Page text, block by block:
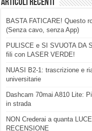
Articoli Recenti
BASTA FATICARE! Questo
(Senza cavo, senza App)
PULISCE e SI SVUOTA DA
fili con LASER VERDE!
NUASI B2-1: trascrizione e
universitarie
Dashcam 70mai A810 Lite:
in strada
NON Crederai a quanta
RECENSIONE